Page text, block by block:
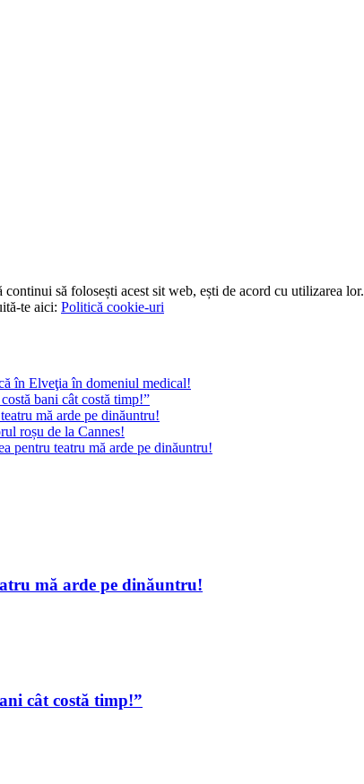
să folosești acest sit web, ești de acord cu utilizarea lor.
te aici: Politică cookie-uri
în Elveţia în domeniul medical!
bani cât costă timp!”
mă arde pe dinăuntru!
roșu de la Cannes!
pentru teatru mă arde pe dinăuntru!
mă arde pe dinăuntru!
cât costă timp!”